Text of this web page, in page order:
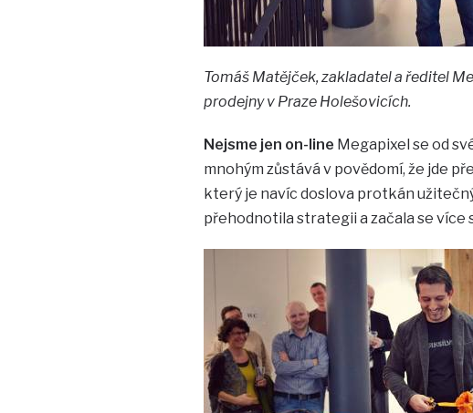
Tomáš Matějček, zakladatel a ředitel
prodejny v Praze Holešovicích.
Nejsme jen on-line Megapixel se od
mnohým zůstává v povědomí, že jde
který je navíc doslova protkán
přehodnotila strategii a začala se